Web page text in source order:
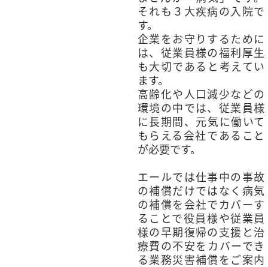
それも３大疾病の入院で
す。
企業をお守りするために
は、従業員様の福利厚生
も大切であると考えてい
ます。
高齢化や人口減少などの
環境の中では、従業員様
に長期間、元気に働いて
もらえる会社であること
が必要です。
エールでは仕事中の事故
の補償だけではなく病気
の補償を会社でカバーす
ることで役員様や従業員
様の早期復帰の支援と治
療費の不安をカバーでき
る業務災害補償をご案内